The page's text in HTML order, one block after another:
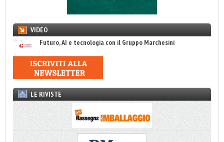
VIDEO
Futuro, AI e tecnologia con il Gruppo Marchesini
LE RIVISTE